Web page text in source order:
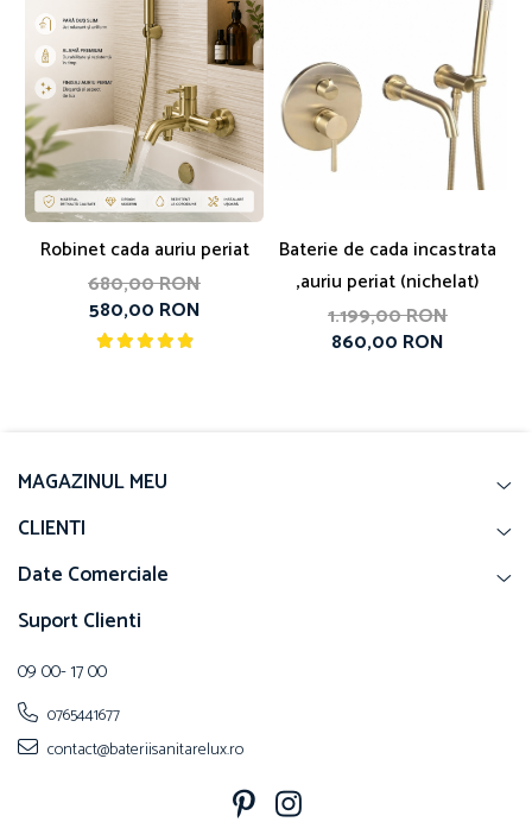
Robinet cada auriu periat
680,00 RON
580,00 RON
Baterie de cada incastrata
,auriu periat (nichelat)
1.199,00 RON
860,00 RON
MAGAZINUL MEU
CLIENTI
Date Comerciale
Suport Clienti
09 00- 17 00
0765441677
contact@bateriisanitarelux.ro